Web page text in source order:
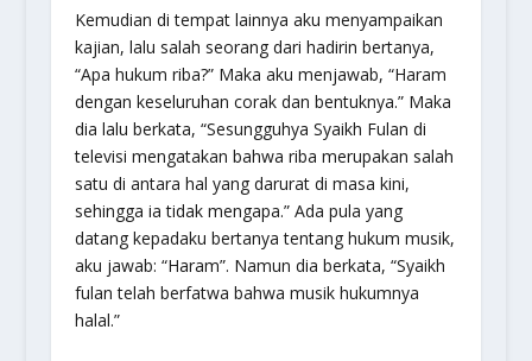
Kemudian di tempat lainnya aku menyampaikan
kajian, lalu salah seorang dari hadirin bertanya,
“Apa hukum riba?” Maka aku menjawab, “Haram
dengan keseluruhan corak dan bentuknya.” Maka
dia lalu berkata, “Sesungguhya Syaikh Fulan di
televisi mengatakan bahwa riba merupakan salah
satu di antara hal yang darurat di masa kini,
sehingga ia tidak mengapa.” Ada pula yang
datang kepadaku bertanya tentang hukum musik,
aku jawab: “Haram”. Namun dia berkata, “Syaikh
fulan telah berfatwa bahwa musik hukumnya
halal.”